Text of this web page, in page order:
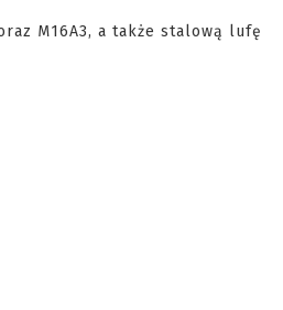
M16A3, a także stalową lufę